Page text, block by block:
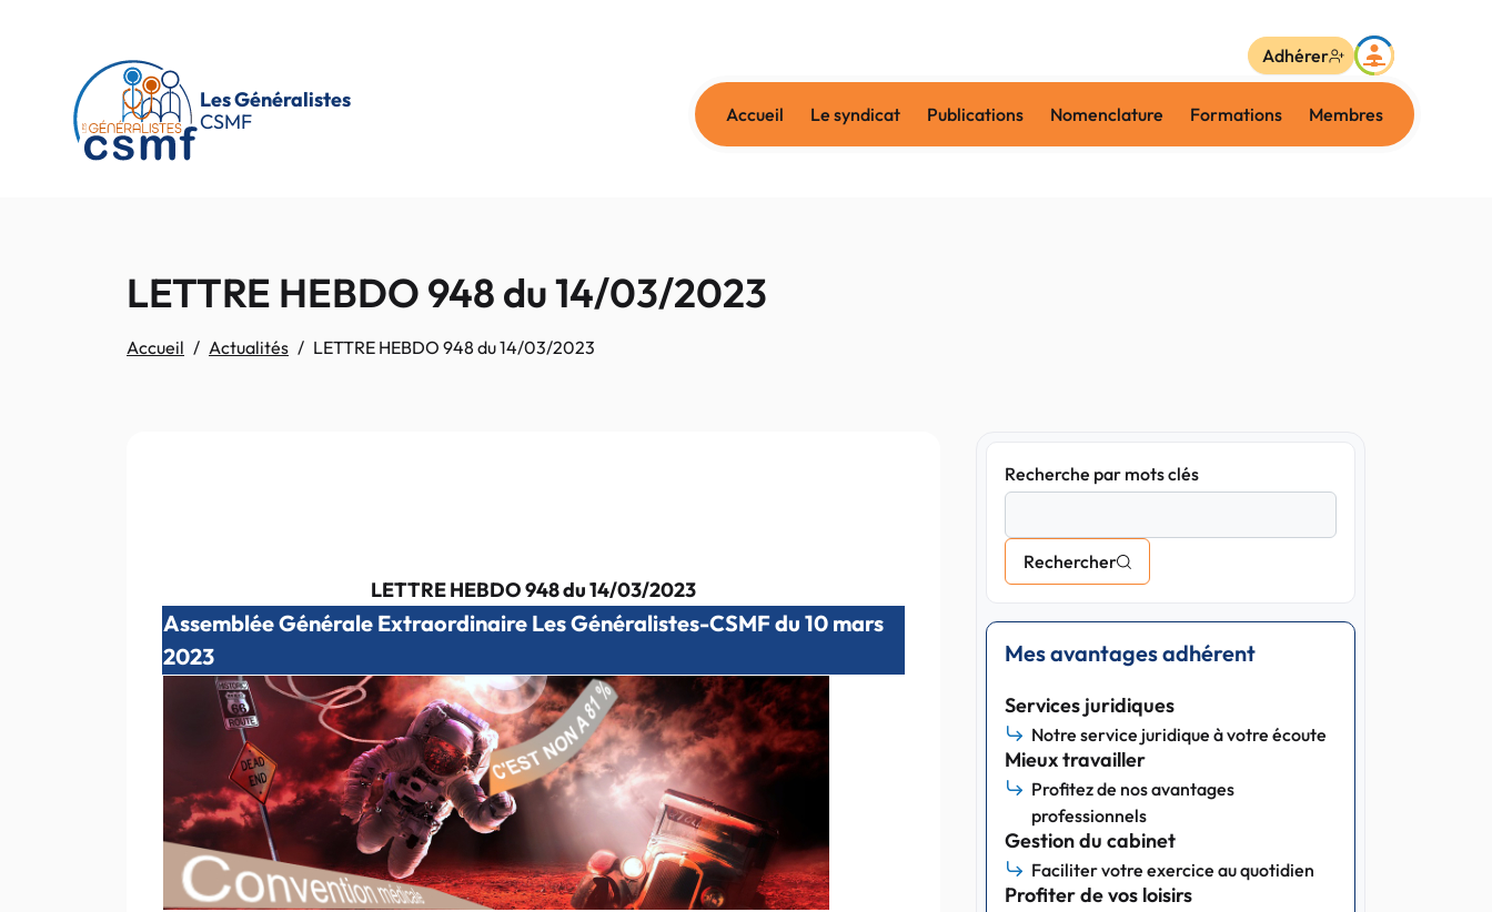
Les Généralistes
CSMF
Accueil Le syndicat Publications Nomenclature Formations Membres
Adhérer
LETTRE HEBDO 948 du 14/03/2023
Accueil Actualités LETTRE HEBDO 948 du 14/03/2023
LETTRE HEBDO 948 du 14/03/2023
Assemblée Générale Extraordinaire Les Généralistes-CSMF du 10 mars
2023
Recherche par mots clés
Rechercher
Mes avantages adhérent
Services juridiques
Notre service juridique à votre écoute
Mieux travailler
Profitez de nos avantages
professionnels
Gestion du cabinet
Faciliter votre exercice au quotidien
Profiter de vos loisirs